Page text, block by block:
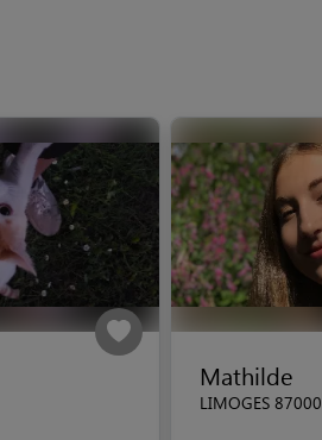
Mathilde
LIMOGES 87000